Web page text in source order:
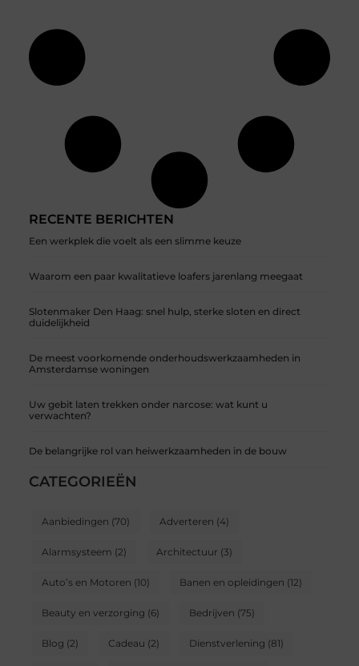
RECENTE BERICHTEN
Een werkplek die voelt als een slimme keuze
Waarom een paar kwalitatieve loafers jarenlang meegaat
Slotenmaker Den Haag: snel hulp, sterke sloten en direct
duidelijkheid
De meest voorkomende onderhoudswerkzaamheden in
Amsterdamse woningen
Uw gebit laten trekken onder narcose: wat kunt u
verwachten?
De belangrijke rol van heiwerkzaamheden in de bouw
CATEGORIEËN
Aanbiedingen (70) Adverteren (4)
Alarmsysteem (2) Architectuur (3)
Auto’s en Motoren (10) Banen en opleidingen (12)
Beauty en verzorging (6) Bedrijven (75)
Blog (2) Cadeau (2) Dienstverlening (81)